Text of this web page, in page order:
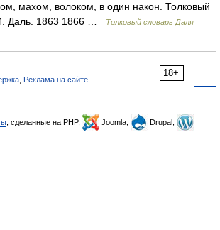
махом, волоком, в один након. Толковый
Даль. 1863 1866 …
Толковый словарь Даля
18+
Реклама на сайте
, сделанные на PHP, Joomla,
Drupal,